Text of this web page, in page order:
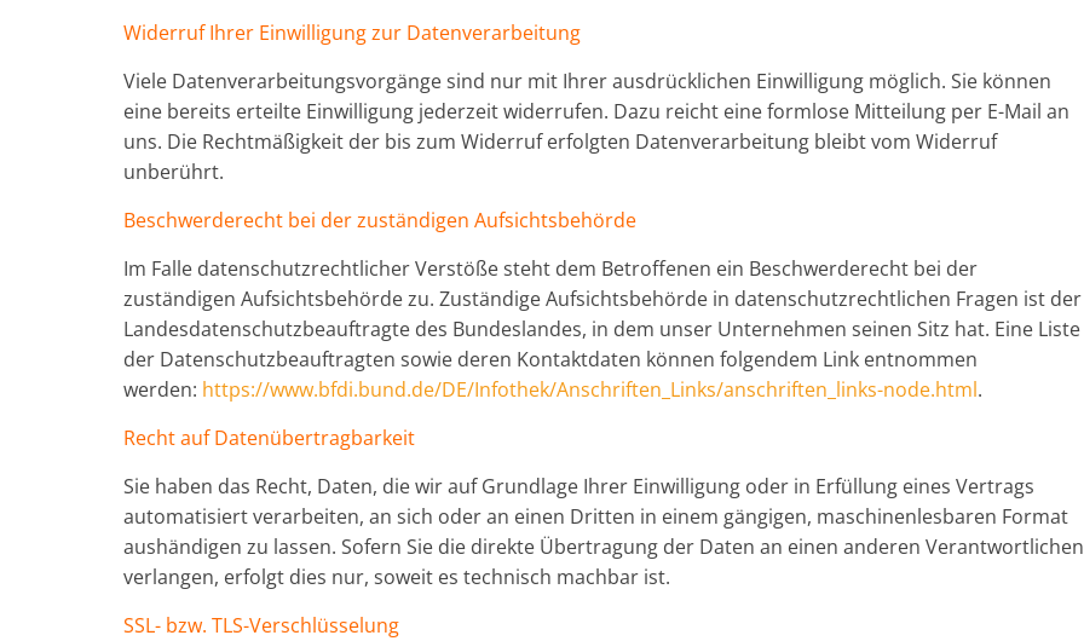
Widerruf Ihrer Einwilligung zur Datenverarbeitung
Viele Datenverarbeitungsvorgänge sind nur mit Ihrer ausdrücklichen Einwilligung möglich. Sie können
eine bereits erteilte Einwilligung jederzeit widerrufen. Dazu reicht eine formlose Mitteilung per E-Mail an
uns. Die Rechtmäßigkeit der bis zum Widerruf erfolgten Datenverarbeitung bleibt vom Widerruf
unberührt.
Beschwerderecht bei der zuständigen Aufsichtsbehörde
Im Falle datenschutzrechtlicher Verstöße steht dem Betroffenen ein Beschwerderecht bei der
zuständigen Aufsichtsbehörde zu. Zuständige Aufsichtsbehörde in datenschutzrechtlichen Fragen ist der
Landesdatenschutzbeauftragte des Bundeslandes, in dem unser Unternehmen seinen Sitz hat. Eine Liste
der Datenschutzbeauftragten sowie deren Kontaktdaten können folgendem Link entnommen
werden: https://www.bfdi.bund.de/DE/Infothek/Anschriften_Links/anschriften_links-node.html.
Recht auf Datenübertragbarkeit
Sie haben das Recht, Daten, die wir auf Grundlage Ihrer Einwilligung oder in Erfüllung eines Vertrags
automatisiert verarbeiten, an sich oder an einen Dritten in einem gängigen, maschinenlesbaren Format
aushändigen zu lassen. Sofern Sie die direkte Übertragung der Daten an einen anderen Verantwortlichen
verlangen, erfolgt dies nur, soweit es technisch machbar ist.
SSL- bzw. TLS-Verschlüsselung